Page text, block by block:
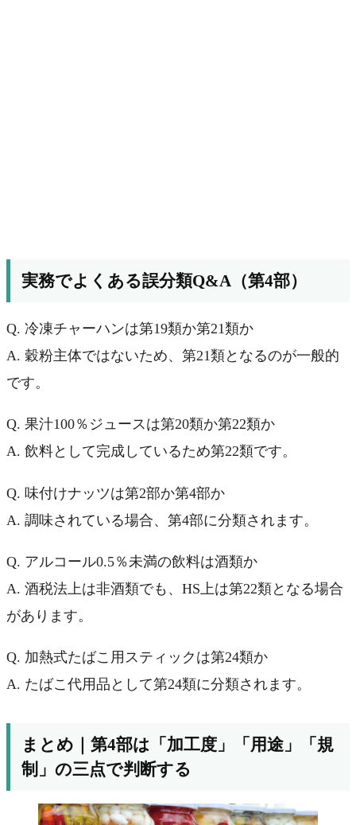
実務でよくある誤分類Q&A（第4部）
Q. 冷凍チャーハンは第19類か第21類か
A. 穀粉主体ではないため、第21類となるのが一般的
です。
Q. 果汁100％ジュースは第20類か第22類か
A. 飲料として完成しているため第22類です。
Q. 味付けナッツは第2部か第4部か
A. 調味されている場合、第4部に分類されます。
Q. アルコール0.5％未満の飲料は酒類か
A. 酒税法上は非酒類でも、HS上は第22類となる場合
があります。
Q. 加熱式たばこ用スティックは第24類か
A. たばこ代用品として第24類に分類されます。
まとめ｜第4部は「加工度」「用途」「規
制」の三点で判断する